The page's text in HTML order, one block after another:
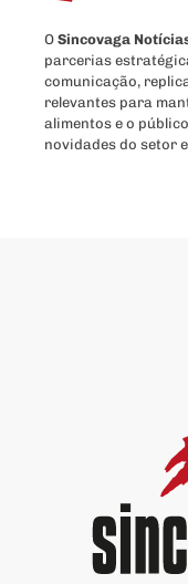
O Sincovaga
parcerias
comunicação,
relevantes para
alimentos e o
novidades do setor